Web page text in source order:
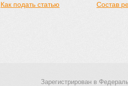
Как подать статью Состав
Зарегистрирован в